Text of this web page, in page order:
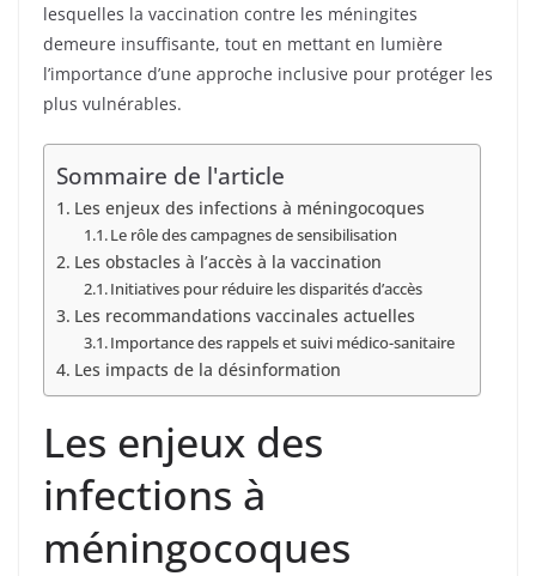
lesquelles la vaccination contre les méningites
demeure insuffisante, tout en mettant en lumière
l’importance d’une approche inclusive pour protéger les
plus vulnérables.
Sommaire de l'article
Les enjeux des infections à méningocoques
Le rôle des campagnes de sensibilisation
Les obstacles à l’accès à la vaccination
Initiatives pour réduire les disparités d’accès
Les recommandations vaccinales actuelles
Importance des rappels et suivi médico-sanitaire
Les impacts de la désinformation
Les enjeux des
infections à
méningocoques